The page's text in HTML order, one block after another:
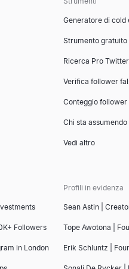
vincenti per presentazioni di
gratuitamente. Inserisci i tuoi
Generatore di cold
Strumento
Ricerca Pro
Verifica follower
Conteggio follower
Chi sta assumendo
Vedi altro
Followers
in London
Profili in evidenza
Sean Astin |
Tope Awotona |
Erik Schluntz |